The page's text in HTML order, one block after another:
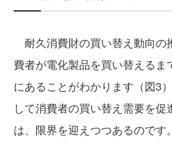
耐久消費財の買い替え動向の
費者が電化製品を買い替えるま
にあることがわかります（図3
して消費者の買い替え需要を
は、限界を迎えつつあるのです。